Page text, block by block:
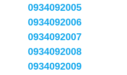
0934092005
0934092006
0934092007
0934092008
0934092009